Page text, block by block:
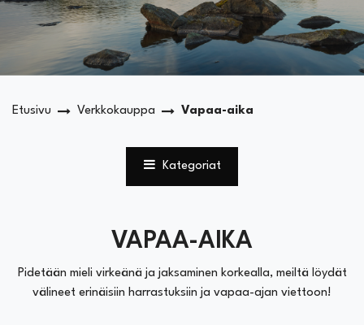
Etusivu Verkkokauppa Vapaa-aika
Kategoriat
VAPAA-AIKA
Pidetään mieli virkeänä ja jaksaminen korkealla, meiltä löydät
välineet erinäisiin harrastuksiin ja vapaa-ajan viettoon!